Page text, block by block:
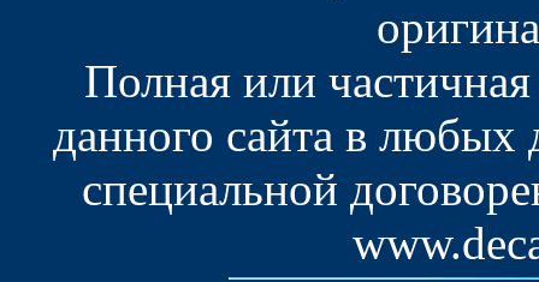
Полная или
данного сайта в
специальной